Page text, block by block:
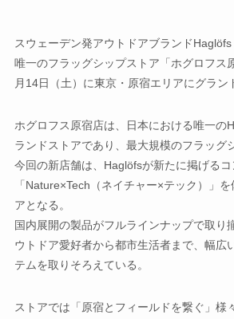
スウェーデン発アウトドアブランド
唯一のフラッグシップストア「ホグロフス
月14日（土）に東京・原宿エリアにグラン
ホグロフス原宿店は、日本における唯一の
ランドストアであり、最大規模のフラッグ
今回の新店舗は、Haglöfsが新たに掲げるコ
「Nature×Tech（ネイチャー×テック）」
アとなる。
国内展開の製品がフルラインナップで取り
ウトドア愛好者から都市生活者まで、幅広
テムを取りそろえている。
ストアでは「原宿とフィールドを繋ぐ」様